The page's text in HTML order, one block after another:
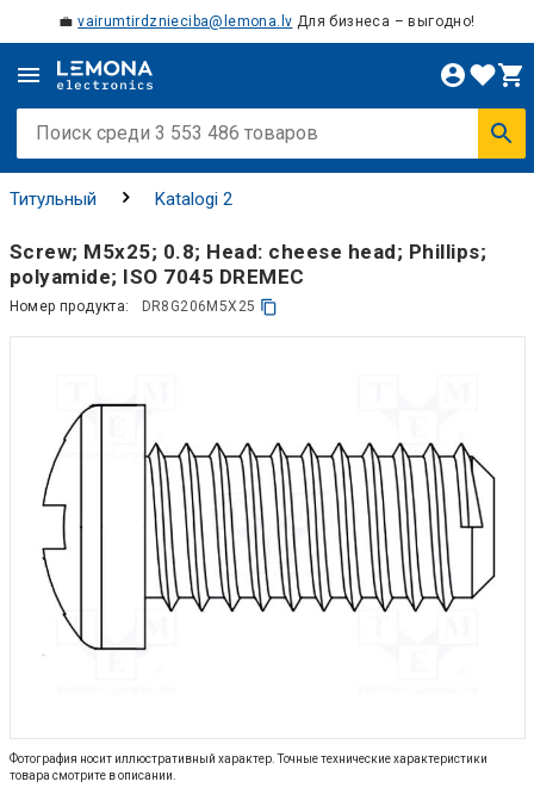
💼vairumtirdznieciba@lemona.lv Для бизнеса – выгодно!
Титульный Katalogi 2
Screw; M5x25; 0.8; Head: cheese head; Phillips;
polyamide; ISO 7045 DREMEC
Номер продукта: DR8G206M5X25
Фотография носит иллюстративный характер. Точные технические характеристики
товара смотрите в описании.